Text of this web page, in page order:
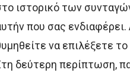
ιστορικό των
που σας ενδιαφέρει.
να επιλέξετε
δεύτερη περίπτωση,